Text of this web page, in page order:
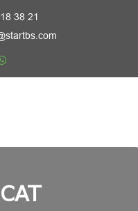
38 21